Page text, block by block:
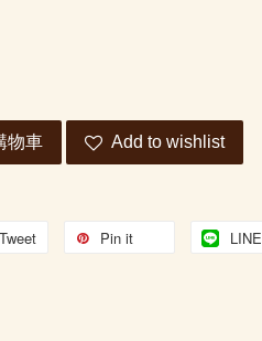
物車 Add to wishlist
Tweet Pin it LINE